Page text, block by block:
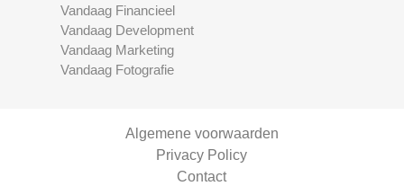
Vandaag Financieel
Vandaag Development
Vandaag Marketing
Vandaag Fotografie
Algemene voorwaarden
Privacy Policy
Contact